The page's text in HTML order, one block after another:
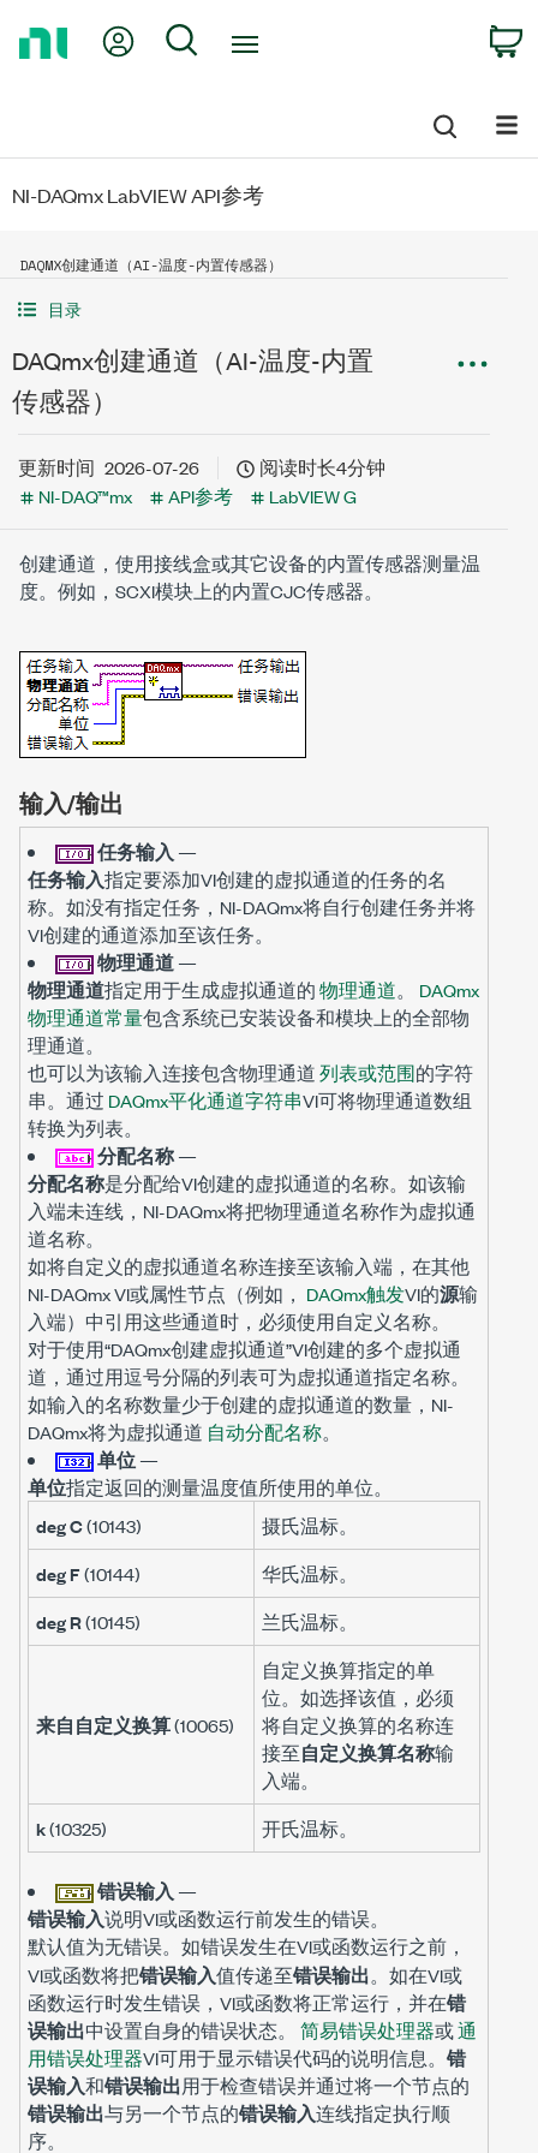
My Account
Search
NI-DAQmx LabVIEW API参考
DAQMX创建通道（AI-温度-内置传感器）
目录
DAQmx创建通道（AI-温度-内置
传感器）
更新时间 2026-07-26
阅读时长4分钟
NI-DAQ™mx
API参考 LabVIEW G
创建通道，使用接线盒或其它设备的内置传感器测量温
度。例如，SCXI模块上的内置CJC传感器。
输入/输出
任务输入 —
任务输入指定要添加VI创建的虚拟通道的任务的名
称。如没有指定任务，NI-DAQmx将自行创建任务并将
VI创建的通道添加至该任务。
物理通道—
物理通道指定用于生成虚拟通道的物理通道。
DAQmx
物理通道常量包含系统已安装设备和模块上的全部物
理通道。
也可以为该输入连接包含物理通道列表或范围的字符
串。通过 DAQmx平化通道字符串VI可将物理通道数组
转换为列表。
分配名称—
分配名称是分配给VI创建的虚拟通道的名称。如该输
入端未连线，NI-DAQmx将把物理通道名称作为虚拟通
道名称。
如将自定义的虚拟通道名称连接至该输入端，在其他
NI-DAQmx VI或属性节点（例如， DAQmx触发VI的源输
入端）中引用这些通道时，必须使用自定义名称。
对于使用“DAQmx创建虚拟通道”VI创建的多个虚拟通
道，通过用逗号分隔的列表可为虚拟通道指定名称。
如输入的名称数量少于创建的虚拟通道的数量，NI-
DAQmx将为虚拟通道 自动分配名称。
单位—
单位指定返回的测量温度值所使用的单位。
deg C(10143)
摄氏温标。
deg F(10144)
华氏温标。
deg R(10145) 兰氏温标。
来自自定义换算(10065)
自定义换算指定的单
位。如选择该值，必须
将自定义换算的名称连
接至自定义换算名称输
入端。
k(10325) 开氏温标。
错误输入 —
错误输入说明VI或函数运行前发生的错误。
默认值为无错误。如错误发生在VI或函数运行之前，
VI或函数将把错误输入值传递至错误输出。如在VI或
函数运行时发生错误，VI或函数将正常运行，并在错
误输出中设置自身的错误状态。 简易错误处理器或通
用错误处理器VI可用于显示错误代码的说明信息。 错
误输入和错误输出用于检查错误并通过将一个节点的
错误输出与另一个节点的错误输入连线指定执行顺
序。